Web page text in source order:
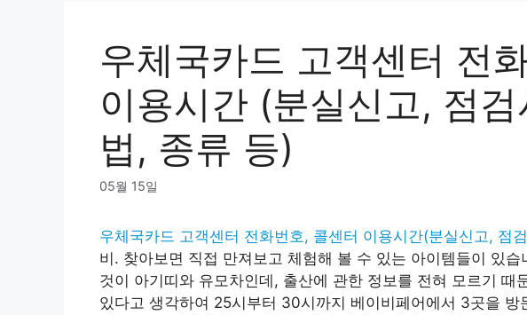
우체국카드 고객센터 전
이용시간 (분실신고, 점
법, 종류 등)
05월 15일
우체국카드 고객센터 전화번호, 콜센터 이용시간(분실신고, 점
비. 찾아보면 직접 만져보고 체험해 볼 수 있는 아이템들이 있
것이 아기띠와 유모차인데, 출산에 관한 정보를 전혀 모르기 때
있다고 생각하여 25시부터 30시까지 베이비페어에서 3곳을 방